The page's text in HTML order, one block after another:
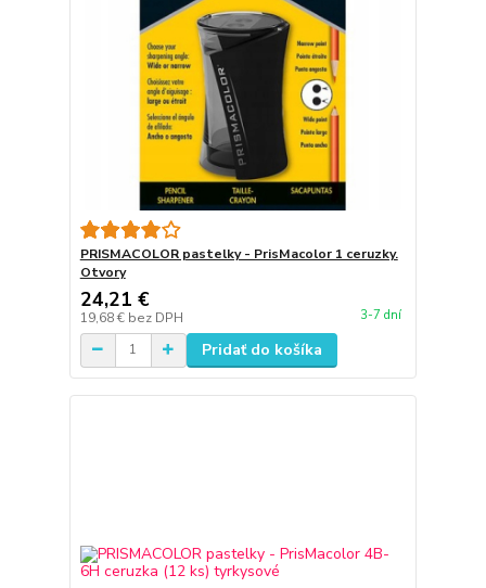
PRISMACOLOR pastelky - PrisMacolor 1 ceruzky.
Otvory
24,21 €
19,68 € bez DPH 3-7 dní
Pridať do košíka